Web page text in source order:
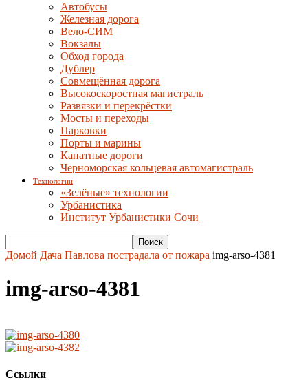
Автобусы
Железная дорога
Вело-СИМ
Вокзалы
Обход города
Дублер
Совмещённая дорога
Высокоскоростная магистраль
Развязки и перекрёстки
Мосты и переходы
Парковки
Порты и марины
Канатные дороги
Черноморская кольцевая автомагистраль
Технологии
«Зелёные» технологии
Урбанистика
Институт Урбанистики Сочи
Домой Дача Павлова пострадала от пожара img-arso-4381
img-arso-4381
Ссылки